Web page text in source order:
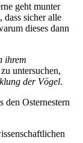
geht munter
dass sicher alle
dieses dann
ihrem
untersuchen,
der Vögel.
den Osternestern